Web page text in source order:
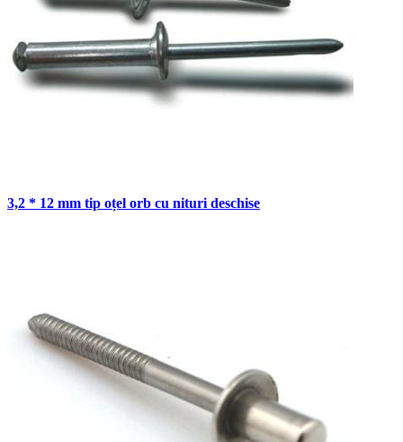
3,2 * 12 mm tip oțel orb cu nituri deschise